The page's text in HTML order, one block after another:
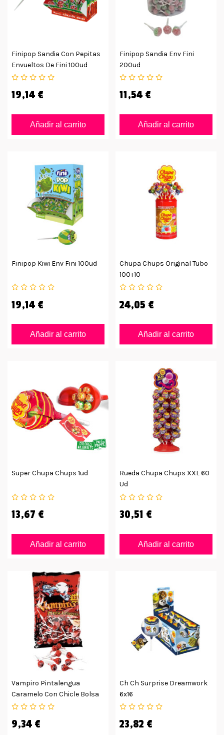
Finipop Sandia Con Pepitas
Envueltos De Fini 100ud
19,14 €
Añadir al carrito
Finipop Sandia Env Fini
200ud
11,54 €
Añadir al carrito
Finipop Kiwi Env Fini 100ud
19,14 €
Añadir al carrito
Chupa Chups Original Tubo
100+10
24,05 €
Añadir al carrito
Super Chupa Chups 1ud
13,67 €
Añadir al carrito
Rueda Chupa Chups XXL 60
Ud
30,51 €
Añadir al carrito
Vampiro Pintalengua
Caramelo Con Chicle Bolsa
150uds
9,34 €
Ch Ch Surprise Dreamwork
6x16
23,82 €